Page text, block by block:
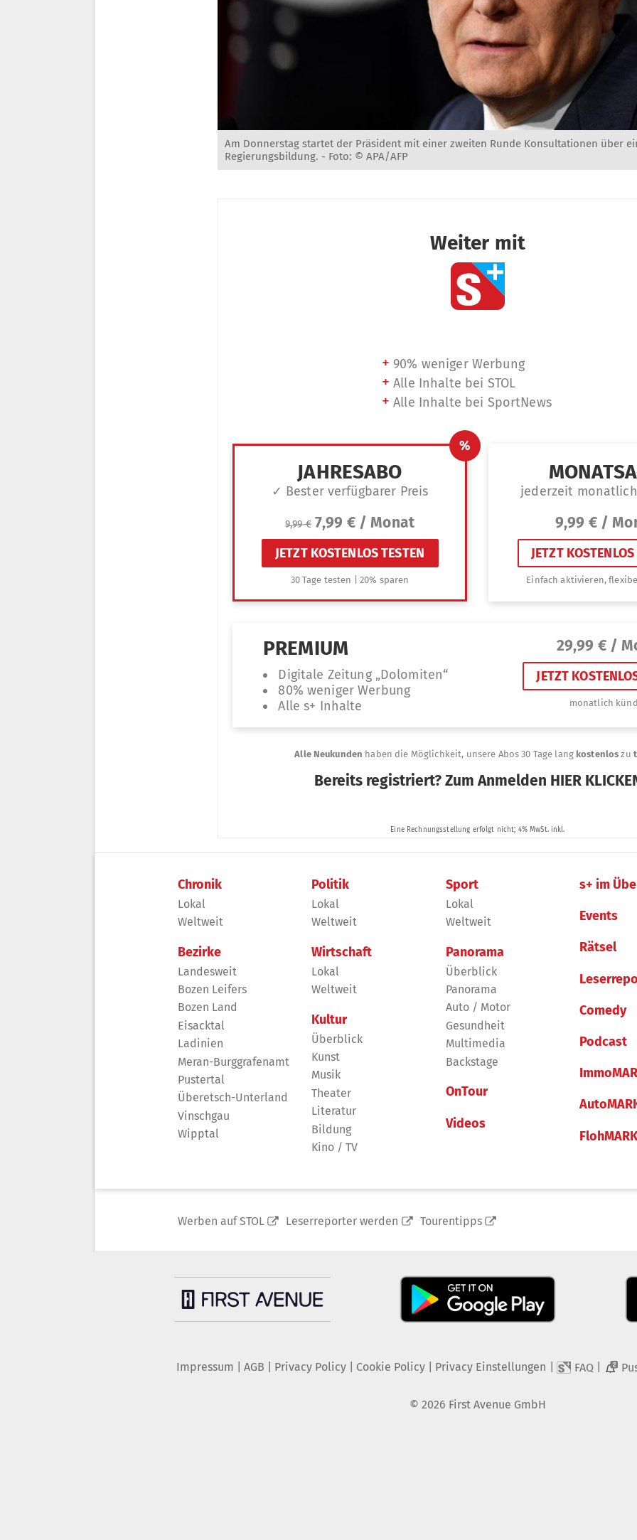
Am Donnerstag startet der Präsident mit einer zweiten Runde Konsultationen über
Regierungsbildung. - Foto: © APA/AFP
Chronik
Lokal
Weltweit
Bezirke
Landesweit
Bozen Leifers
Bozen Land
Eisacktal
Ladinien
Meran-Burggrafenamt
Pustertal
Überetsch-Unterland
Vinschgau
Wipptal
Politik
Lokal
Weltweit
Wirtschaft
Lokal
Weltweit
Kultur
Überblick
Kunst
Musik
Theater
Literatur
Bildung
Kino / TV
Sport
Lokal
Weltweit
Panorama
Überblick
Panorama
Auto / Motor
Gesundheit
Multimedia
Backstage
OnTour
Videos
s+ im
Events
Rätsel
Comedy
Podcast
Werben auf STOL Leserreporter werden Tourentipps
Impressum AGB Privacy Policy| Cookie Policy| Privacy Einstellungen FAQ 2
© 2026 First Avenue GmbH